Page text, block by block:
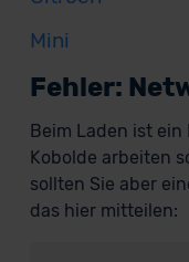
Mini
Fehler:
Beim Laden ist
Kobolde arbeiten
sollten Sie aber
das hier mitteilen: